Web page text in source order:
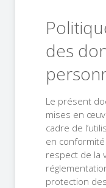
des
Le présent
mises en
cadre de
en
respect de la
protection